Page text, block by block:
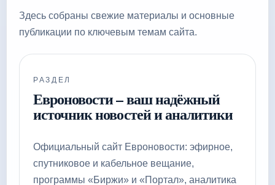
Здесь собраны свежие материалы и основные
публикации по ключевым темам сайта.
РАЗДЕЛ
Евроновости – ваш надёжный
источник новостей и аналитики
Официальный сайт Евроновости: эфирное,
спутниковое и кабельное вещание,
программы «Биржи» и «Портал», аналитика